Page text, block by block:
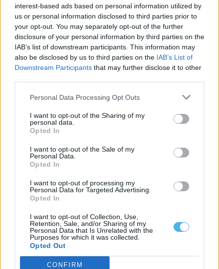
interest-based ads based on personal information utilized by
us or personal information disclosed to third parties prior to
your opt-out. You may separately opt-out of the further
disclosure of your personal information by third parties on the
IAB’s list of downstream participants. This information may
also be disclosed by us to third parties on the IAB’s List of
Downstream Participants that may further disclose it to other
Personal Data Processing Opt Outs
I want to opt-out of the Sharing of my
personal data.
Opted In
I want to opt-out of the Sale of my
Personal Data.
Opted In
I want to opt-out of processing my
Personal Data for Targeted Advertising.
Opted In
I want to opt-out of Collection, Use,
Retention, Sale, and/or Sharing of my
Personal Data that Is Unrelated with the
Purposes for which it was collected.
Opted Out
CONFIRM
6 Agosto, 2026 - 11:29
Desemprego no Alentejo diminuiu 22,5% no primeiro semestre
de 2026: conheça os dados por concelho
O número de desempregados inscritos nos centros de emprego
6 Agosto, 2026 - 11:21